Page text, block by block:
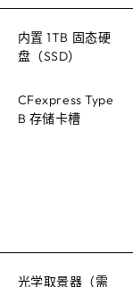
内置 1TB 固态硬
盘（SSD）
CFexpress Type
B 存储卡槽
光学取景器（需